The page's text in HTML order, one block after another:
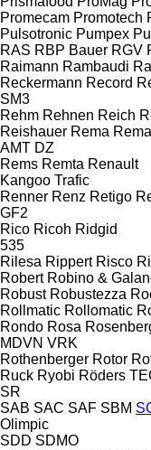
Promecam Promotech
Pulsotronic Pumpex
RAS RBP Bauer RGV
Raimann Rambaudi
Reckermann Record
SM3
Rehm Rehnen Reich
Reishauer Rema
AMT DZ
Rems Remta Renault
Kangoo Trafic
Renner Renz Retigo
GF2
Rico Ricoh Ridgid
535
Rilesa Rippert Risco
Robert Robino &
Robust Robustezza
Rollmatic Rollomatic
Rondo Rosa
MDVN VRK
Rothenberger Rotor
Ruck Ryobi Röders
SR
SAB SAC SAF SBM
Olimpic
SDD SDMO